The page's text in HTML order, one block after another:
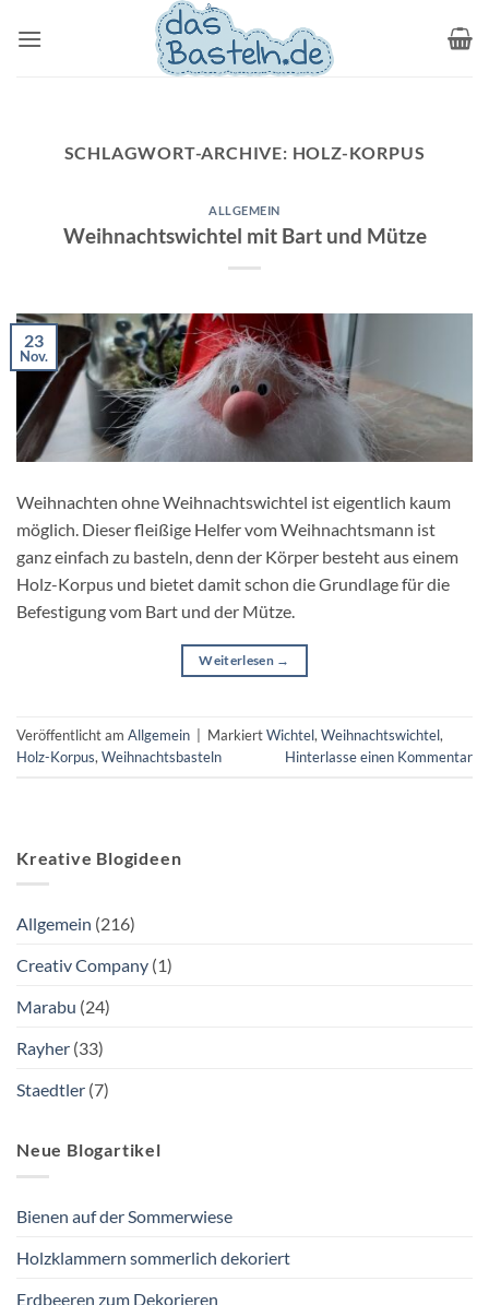
Inhalt
SCHLAGWORT-ARCHIVE: HOLZ-KORPUS
ALLGEMEIN
Weihnachtswichtel mit Bart und Mütze
23
Nov.
Weihnachten ohne Weihnachtswichtel ist eigentlich kaum
möglich. Dieser fleißige Helfer vom Weihnachtsmann ist
ganz einfach zu basteln, denn der Körper besteht aus einem
Holz-Korpus und bietet damit schon die Grundlage für die
Befestigung vom Bart und der Mütze.
Weiterlesen →
Veröffentlicht am Allgemein MarkiertWichtel, Weihnachtswichtel,
Holz-Korpus, Weihnachtsbasteln Hinterlasse einen Kommentar
Kreative Blogideen
Allgemein (216)
Creativ Company (1)
Marabu (24)
Rayher (33)
Staedtler (7)
Neue Blogartikel
Bienen auf der Sommerwiese
Holzklammern sommerlich dekoriert
Erdbeeren zum Dekorieren